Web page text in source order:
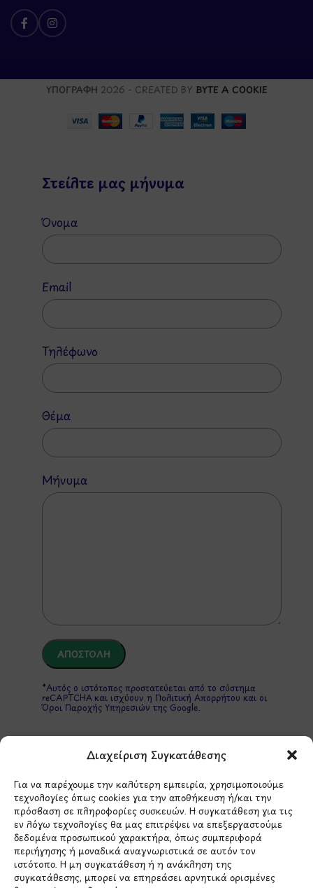
Διαχείριση Συγκατάθεσης
Για να παρέχουμε την καλύτερη εμπειρία, χρησιμοποιούμε
τεχνολογίες όπως cookies για την αποθήκευση ή/και την
πρόσβαση σε πληροφορίες συσκευών. Η συγκατάθεση για τις
εν λόγω τεχνολογίες θα μας επιτρέψει να επεξεργαστούμε
δεδομένα προσωπικού χαρακτήρα, όπως συμπεριφορά
περιήγησης ή μοναδικά αναγνωριστικά σε αυτόν τον
ιστότοπο. Η μη συγκατάθεση ή η ανάκληση της
συγκατάθεσης, μπορεί να επηρεάσει αρνητικά ορισμένες
ΥΠΟΓΡΑΦΗ 2026 - CREATED BY BYTE A COOKIE
Στείλτε μας μήνυμα
Όνομα
Email
Τηλέφωνο
Θέμα
Μήνυμα
*Αυτός ο ιστότοπος προστατεύεται από το σύστημα
reCAPTCHA και ισχύουν η Πολιτική Απορρήτου και οι
Όροι Παροχής Υπηρεσιώντης Google.
ΣΤΟΙΧΕΙΑ ΕΠΙΚΟΙΝΩΝΙΑΣ
Holargos Center (Ισόγειο)
Λ.Περικλέους 56,
Χολαργός 15561
210 6522282